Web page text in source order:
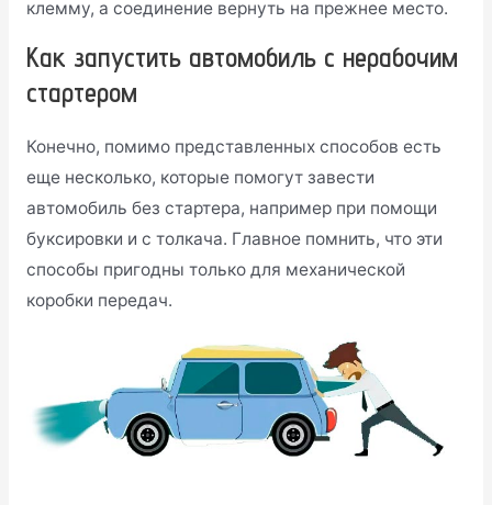
клемму, а соединение вернуть на прежнее место.
Как запустить автомобиль с нерабочим
стартером
Конечно, помимо представленных способов есть
еще несколько, которые помогут завести
автомобиль без стартера, например при помощи
буксировки и с толкача. Главное помнить, что эти
способы пригодны только для механической
коробки передач.